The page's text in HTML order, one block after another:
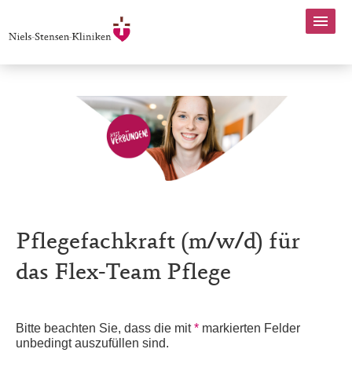
Pflegefachkraft (m/w/d) für
das Flex-Team Pflege
Bitte beachten Sie, dass die mit* markierten Felder
unbedingt auszufüllen sind.